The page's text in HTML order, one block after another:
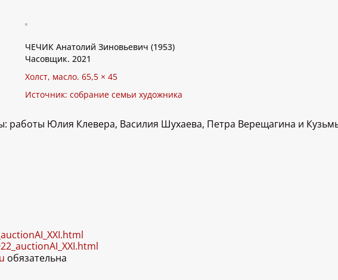
ЧЕЧИК Анатолий Зиновьевич (1953)
Часовщик. 2021
Холст, масло. 65,5 × 45
Источник: собрание семьи художника
работы Юлия Клевера, Василия Шухаева, Петра Верещагина и
обязательна